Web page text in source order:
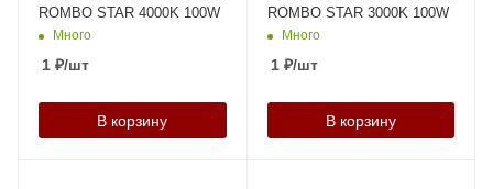
ROMBO STAR 4000K 100W
Много
1 ₽/шт
В корзину
ROMBO STAR 3000K 100W
Много
1₽/шт
В корзину